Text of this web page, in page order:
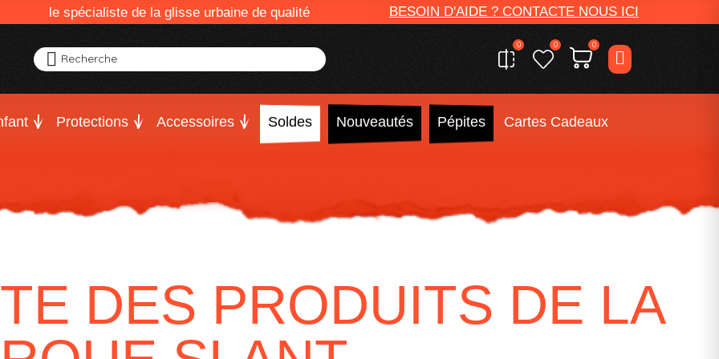
le spécialiste de la glisse urbaine de qualité BESOIN D'AIDE ? CONTACTE NOUS ICI
Recherche
0 0 0
Protections Accessoires Soldes Nouveautés Pépites Cartes Cadeaux
DES PRODUITS DE LA